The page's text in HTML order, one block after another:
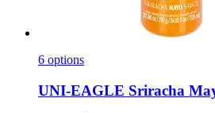
6 options
UNI-EAGLE Sriracha